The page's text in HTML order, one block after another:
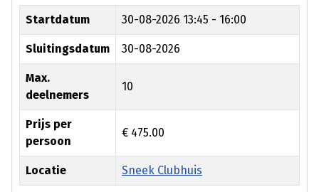
Startdatum 30-08-2026 13:45 - 16:00
Sluitingsdatum 30-08-2026
Max.
deelnemers
10
Prijs per
persoon
€ 475.00
Locatie Sneek Clubhuis